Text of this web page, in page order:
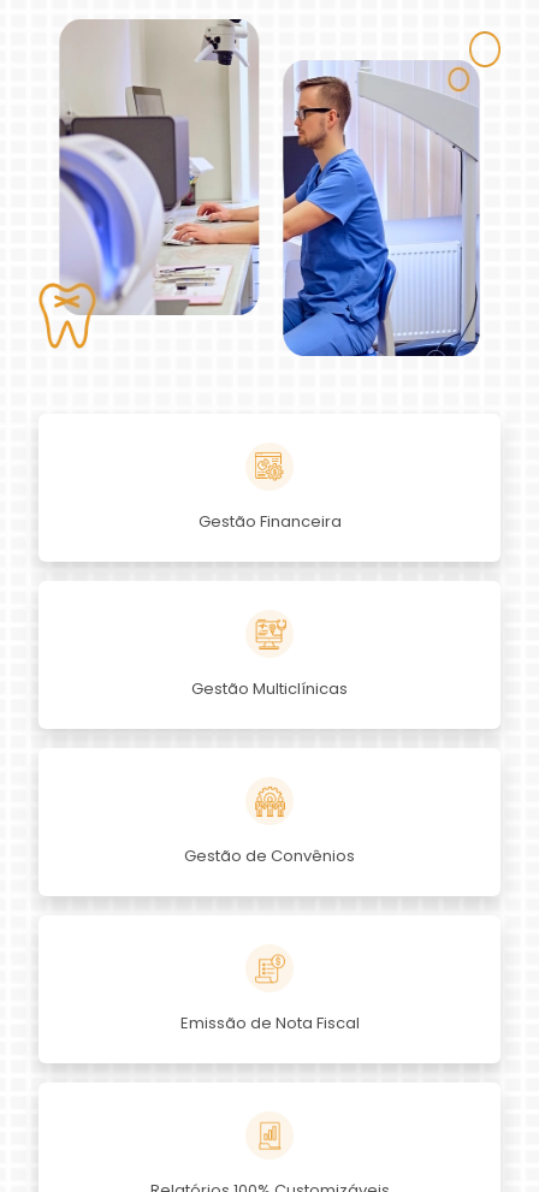
Gestão Financeira
Gestão Multiclínicas
Gestão de Convênios
Emissão de Nota Fiscal